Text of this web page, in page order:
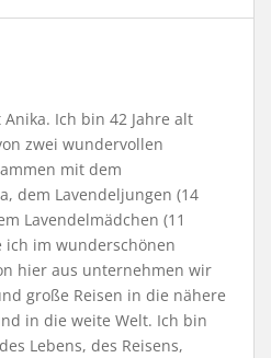
Ich bin 42 Jahre alt
zwei wundervollen
mit dem
dem Lavendeljungen (14
Lavendelmädchen (11
ich im wunderschönen
hier aus unternehmen wir
große Reisen in die nähere
in die weite Welt. Ich bin
Lebens, des Reisens,